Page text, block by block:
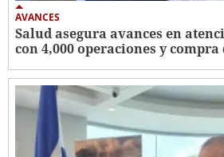
AVANCES
Salud asegura avances en
con 4,000 operaciones y